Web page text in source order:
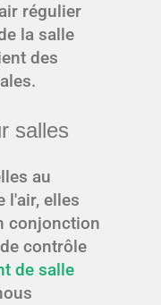
régulier
la salle
des
salles
au
l'air, elles
conjonction
contrôle
de salle